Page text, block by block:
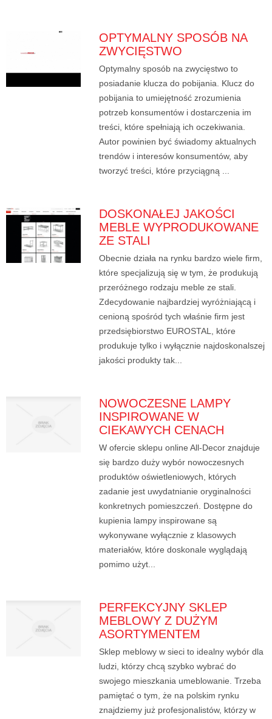
OPTYMALNY SPOSÓB NA
ZWYCIĘSTWO
Optymalny sposób na zwycięstwo to
posiadanie klucza do pobijania. Klucz do
pobijania to umiejętność zrozumienia
potrzeb konsumentów i dostarczenia im
treści, które spełniają ich oczekiwania.
Autor powinien być świadomy aktualnych
trendów i interesów konsumentów, aby
tworzyć treści, które przyciągną ...
DOSKONAŁEJ JAKOŚCI
MEBLE WYPRODUKOWANE
ZE STALI
Obecnie działa na rynku bardzo wiele firm,
które specjalizują się w tym, że produkują
przeróżnego rodzaju meble ze stali.
Zdecydowanie najbardziej wyróżniającą i
cenioną spośród tych właśnie firm jest
przedsiębiorstwo EUROSTAL, które
produkuje tylko i wyłącznie najdoskonalszej
jakości produkty tak...
NOWOCZESNE LAMPY
INSPIROWANE W
CIEKAWYCH CENACH
W ofercie sklepu online All-Decor znajduje
się bardzo duży wybór nowoczesnych
produktów oświetleniowych, których
zadanie jest uwydatnianie oryginalności
konkretnych pomieszczeń. Dostępne do
kupienia lampy inspirowane są
wykonywane wyłącznie z klasowych
materiałów, które doskonale wyglądają
pomimo użyt...
PERFEKCYJNY SKLEP
MEBLOWY Z DUŻYM
ASORTYMENTEM
Sklep meblowy w sieci to idealny wybór dla
ludzi, którzy chcą szybko wybrać do
swojego mieszkania umeblowanie. Trzeba
pamiętać o tym, że na polskim rynku
znajdziemy już profesjonalistów, którzy w